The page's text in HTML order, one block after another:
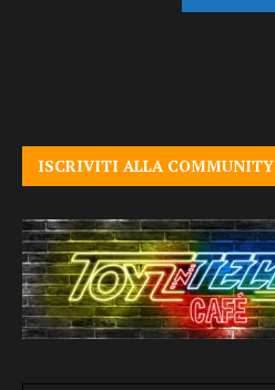
ISCRIVITI ALLA COMMUNITY